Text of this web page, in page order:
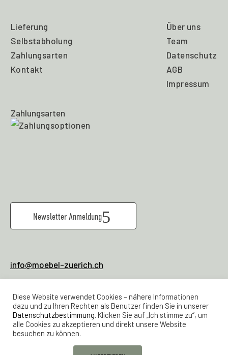
Lieferung
Selbstabholung
Zahlungsarten
Kontakt
Über uns
Team
Datenschutz
AGB
Impressum
Zahlungsarten
Newsletter Anmeldung
info@moebel-zuerich.ch
Werkstatt 044 461 21 23
Lager Feldstrasse 24
Samstags 11 -16 Uhr
Diese Website verwendet Cookies – nähere Informationen
dazu und zu Ihren Rechten als Benutzer finden Sie in unserer
Datenschutzbestimmung. Klicken Sie auf „Ich stimme zu“, um
alle Cookies zu akzeptieren und direkt unsere Website
besuchen zu können.